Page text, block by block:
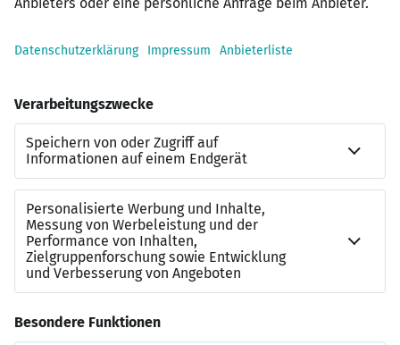
Spannende Aufgaben im Kontext der digitalen
Transformation
Kontakt
Haben wir Ihr Interesse geweckt? Dann freuen wir uns
auf Ihre Bewerbung mit Angabe zu Gehaltswunsch und
Verfügbarkeit, bitte ausschließlich per Mail an: